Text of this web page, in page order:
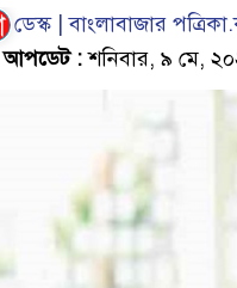
ডেস্ক | বাংলাবাজার
আপডেট :শনিবার, ৯ মে,